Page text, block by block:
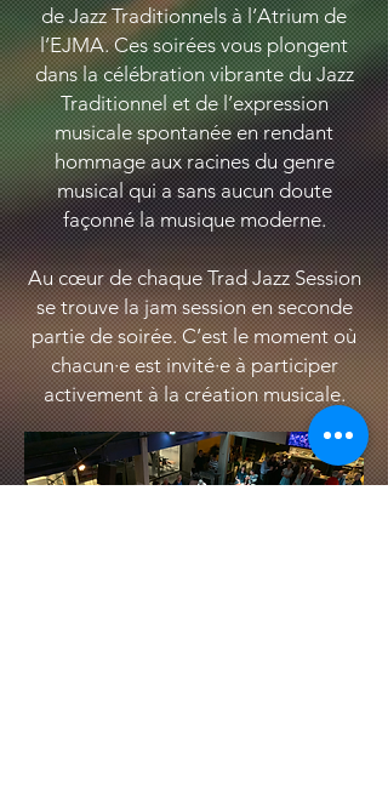
de Jazz Traditionnels à l’Atrium de
l’EJMA. Ces soirées vous plongent
dans la célébration vibrante du Jazz
Traditionnel et de l’expression
musicale spontanée en rendant
hommage aux racines du genre
musical qui a sans aucun doute
façonné la musique moderne.
Au cœur de chaque Trad Jazz Session
se trouve la jam session en seconde
partie de soirée. C’est le moment où
chacun·e est invité·e à participer
activement à la création musicale.